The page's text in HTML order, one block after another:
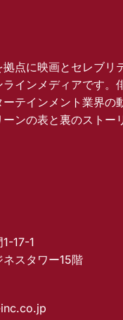
点に映画とセレブリ
インメディアです。
テインメント業界の
ンの表と裏のストー
17-1
スタワー15階